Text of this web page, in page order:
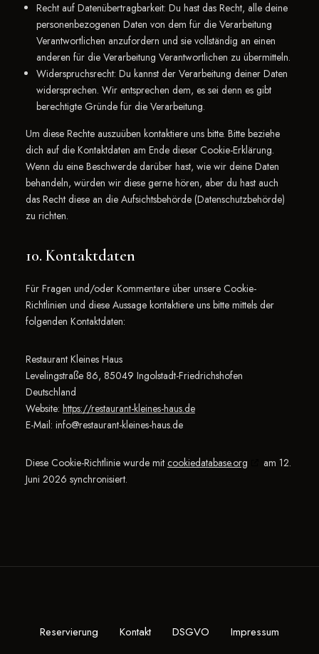
Recht auf Datenübertragbarkeit: Du hast das Recht, alle deine
personenbezogenen Daten von dem für die Verarbeitung
Verantwortlichen anzufordern und sie vollständig an einen
anderen für die Verarbeitung Verantwortlichen zu übermitteln.
Widerspruchsrecht: Du kannst der Verarbeitung deiner Daten
widersprechen. Wir entsprechen dem, es sei denn es gibt
berechtigte Gründe für die Verarbeitung.
Um diese Rechte auszuüben kontaktiere uns bitte. Bitte beziehe
dich auf die Kontaktdaten am Ende dieser Cookie-Erklärung.
Wenn du eine Beschwerde darüber hast, wie wir deine Daten
behandeln, würden wir diese gerne hören, aber du hast auch
das Recht diese an die Aufsichtsbehörde (Datenschutzbehörde)
zu richten.
10. Kontaktdaten
Für Fragen und/oder Kommentare über unsere Cookie-
Richtlinien und diese Aussage kontaktiere uns bitte mittels der
folgenden Kontaktdaten:
Restaurant Kleines Haus
Levelingstraße 86, 85049 Ingolstadt-Friedrichshofen
Deutschland
Website: https://restaurant-kleines-haus.de
E-Mail: info@restaurant-kleines-haus.de
Diese Cookie-Richtlinie wurde mit cookiedatabase.org
am 12.
Juni 2026 synchronisiert.
Reservierung Kontakt DSGVO
Impressum